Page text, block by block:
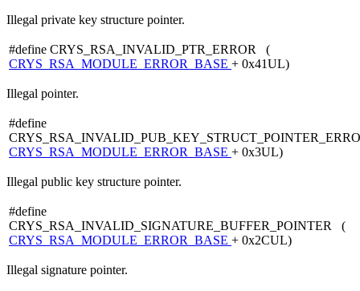
Illegal private key structure pointer.
#define CRYS_RSA_INVALID_PTR_ERROR (
CRYS_RSA_MODULE_ERROR_BASE + 0x41UL)
Illegal pointer.
#define
CRYS_RSA_MODULE_ERROR_BASE + 0x3UL)
Illegal public key structure pointer.
#define
CRYS_RSA_INVALID_SIGNATURE_BUFFER_POINTER (
CRYS_RSA_MODULE_ERROR_BASE + 0x2CUL)
Illegal signature pointer.